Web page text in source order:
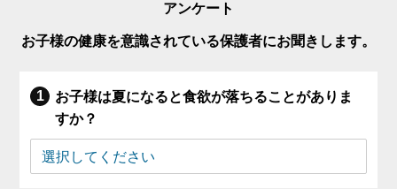
アンケート
お子様の健康を意識されている保護者にお聞きします。
お子様は夏になると食欲が落ちることがありま
すか？